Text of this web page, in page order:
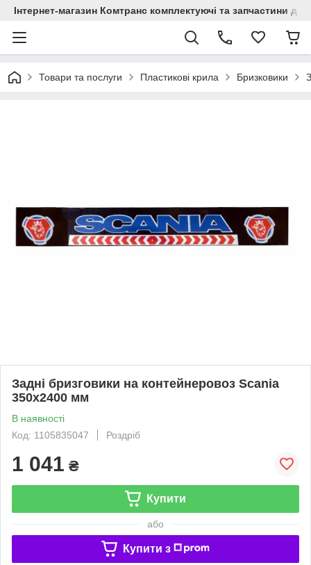
Інтернет-магазин Комтранс комплектуючі та запчастини
Товари та послуги Пластикові крила Бризковики
Задні бризговики на контейнеровоз Scania
350x2400 мм
В наявності
Код: 1105835047
Роздріб
1 041 ₴
Купити
або
Купити з